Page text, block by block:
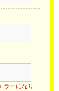
ラーになり